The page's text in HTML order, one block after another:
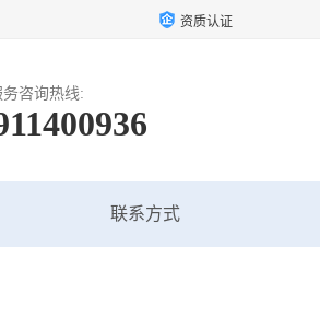
资质认证
咨询热线:
联系方式